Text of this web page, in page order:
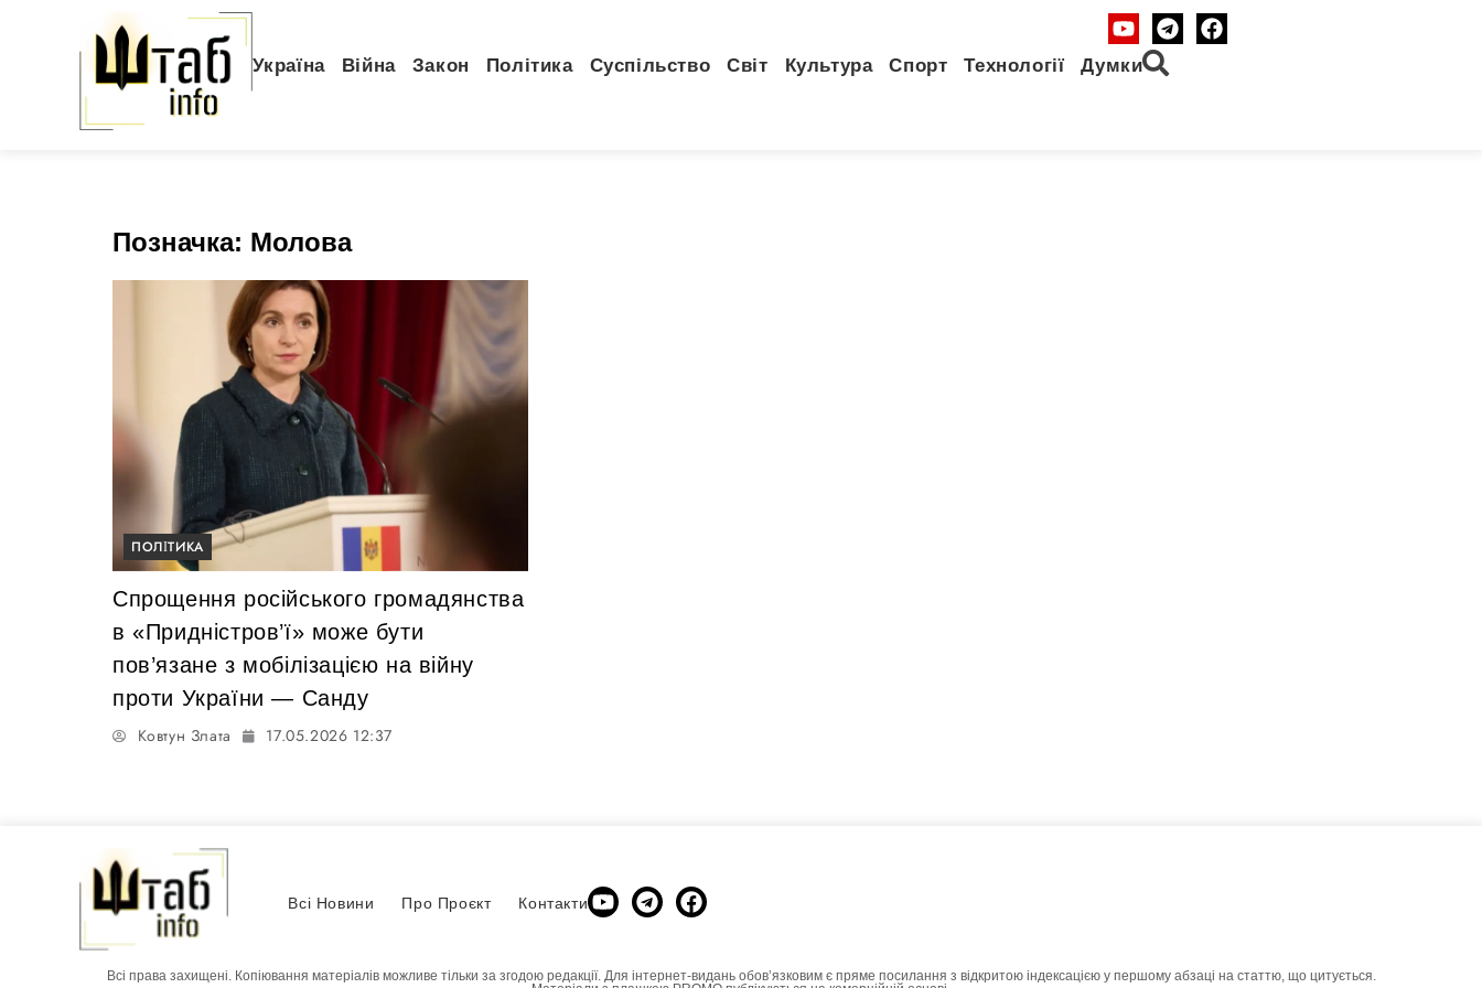
Україна Війна Закон Політика Суспільство Світ Культура Спорт Технології Думки
Позначка: Молова
ПОЛІТИКА
Спрощення російського громадянства
в «Придністров’ї» може бути
пов’язане з мобілізацією на війну
проти України — Санду
Ковтун Злата 17.05.2026 12:37
Всі Новини Про Проєкт Контакти
Всі права захищені. Копіювання матеріалів можливе тільки за згодою редакції. Для інтернет-видань обовʼязковим є пряме посилання з відкритою індексацією у першому абзаці на статтю, що цитується.